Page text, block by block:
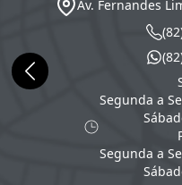
Av. Fernandes
Segunda a
Segunda a